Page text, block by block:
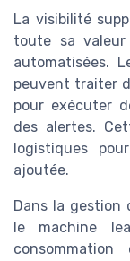
La visibilité
toute sa
automatisées.
peuvent traiter
pour exécuter
des alertes.
logistiques
ajoutée.
Dans la gestion
le machine